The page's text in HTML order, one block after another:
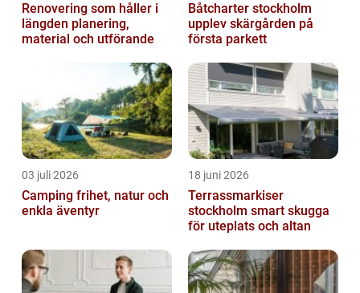
Renovering som håller i
längden planering,
material och utförande
Båtcharter stockholm
upplev skärgården på
första parkett
03 juli 2026
Camping frihet, natur och
enkla äventyr
18 juni 2026
Terrassmarkiser
stockholm smart skugga
för uteplats och altan